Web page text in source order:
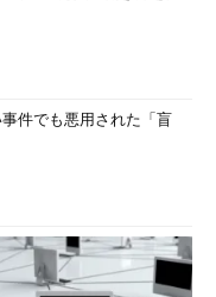
件でも悪用された「盲